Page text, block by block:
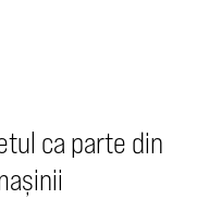
ca parte din